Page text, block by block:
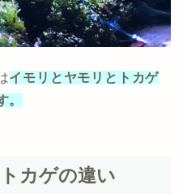
イモリとヤモリとトカゲ
。
カゲの違い